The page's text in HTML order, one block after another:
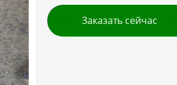
Заказать сейчас